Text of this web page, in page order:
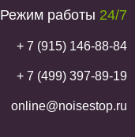
Режим работы 24/7
+ 7 (915) 146-88-84
+ 7 (499) 397-89-19
online@noisestop.ru